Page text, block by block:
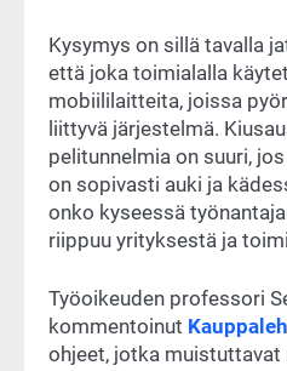
Kysymys on sillä tavalla
että joka toimialalla
mobiililaitteita, joissa
liittyvä järjestelmä.
pelitunnelmia on suuri,
on sopivasti auki ja
onko kyseessä
riippuu yrityksestä ja
Työoikeuden professori
kommentoinut
ohjeet, jotka muistuttavat